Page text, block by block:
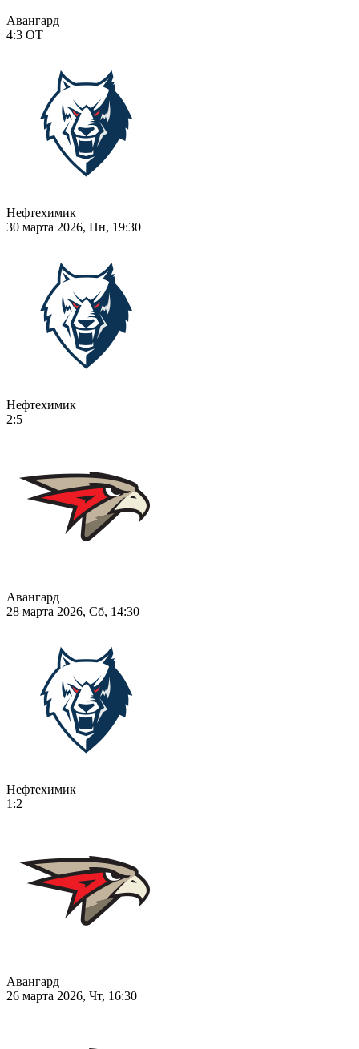
Авангард
4:3 ОТ
Нефтехимик
30 марта 2026, Пн, 19:30
Нефтехимик
2:5
Авангард
28 марта 2026, Сб, 14:30
Нефтехимик
1:2
Авангард
26 марта 2026, Чт, 16:30